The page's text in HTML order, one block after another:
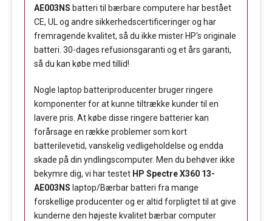
AE003NS batteri til bærbare computere har bestået
CE, UL og andre sikkerhedscertificeringer og har
fremragende kvalitet, så du ikke mister HP's originale
batteri. 30-dages refusionsgaranti og et års garanti,
så du kan købe med tillid!
Nogle laptop batteriproducenter bruger ringere
komponenter for at kunne tiltrække kunder til en
lavere pris. At købe disse ringere batterier kan
forårsage en række problemer som kort
batterilevetid, vanskelig vedligeholdelse og endda
skade på din yndlingscomputer. Men du behøver ikke
bekymre dig, vi har testet HP Spectre X360 13-
AE003NS laptop/Bærbar batteri fra mange
forskellige producenter og er altid forpligtet til at give
kunderne den højeste kvalitet bærbar computer